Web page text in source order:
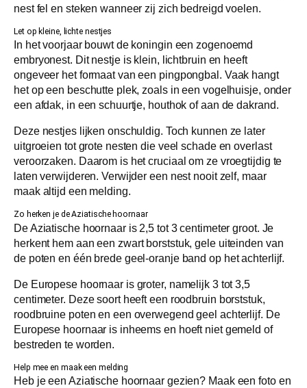
nest fel en steken wanneer zij zich bedreigd voelen.
Let op kleine, lichte nestjes
In het voorjaar bouwt de koningin een zogenoemd
embryonest. Dit nestje is klein, lichtbruin en heeft
ongeveer het formaat van een pingpongbal. Vaak hangt
het op een beschutte plek, zoals in een vogelhuisje, onder
een afdak, in een schuurtje, houthok of aan de dakrand.
Deze nestjes lijken onschuldig. Toch kunnen ze later
uitgroeien tot grote nesten die veel schade en overlast
veroorzaken. Daarom is het cruciaal om ze vroegtijdig te
laten verwijderen. Verwijder een nest nooit zelf, maar
maak altijd een melding.
Zo herken je de Aziatische hoornaar
De Aziatische hoornaar is 2,5 tot 3 centimeter groot. Je
herkent hem aan een zwart borststuk, gele uiteinden van
de poten en één brede geel-oranje band op het achterlijf.
De Europese hoornaar is groter, namelijk 3 tot 3,5
centimeter. Deze soort heeft een roodbruin borststuk,
roodbruine poten en een overwegend geel achterlijf. De
Europese hoornaar is inheems en hoeft niet gemeld of
bestreden te worden.
Help mee en maak een melding
Heb je een Aziatische hoornaar gezien? Maak een foto en